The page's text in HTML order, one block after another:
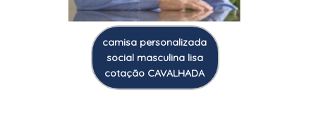
camisa personalizada
social masculina lisa
cotação CAVALHADA